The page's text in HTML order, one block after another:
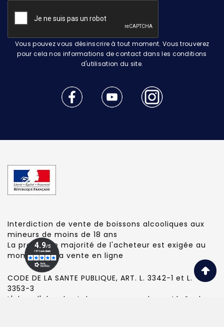
Vous pouvez vous désinscrire à tout moment. Vous trouverez
pour cela nos informations de contact dans les conditions
d'utilisation du site.
Interdiction de vente de boissons alcooliques aux
mineurs de moins de 18 ans
La preuve de majorité de l'acheteur est exigée au
moment de la vente en ligne
CODE DE LA SANTE PUBLIQUE, ART. L. 3342-1 et L.
3353-3
L'abus d'alcool est dangereux pour la santé. Sachez